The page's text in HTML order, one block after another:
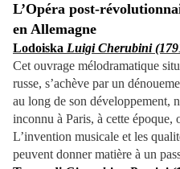
L’Opéra post-
en Allemagne
Lodoiska Luigi Cherubini
Cet ouvrage mélodramatique
russe, s’achève par un
au long de son développement,
inconnu à Paris, à cette époque,
L’invention musicale et les
peuvent donner matière à un